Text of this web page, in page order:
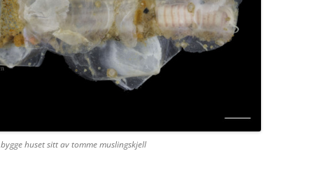
huset sitt av tomme muslingskjell